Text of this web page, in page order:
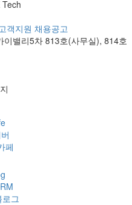
고객지원 채용공고
이밸리5차 813호(사무실), 814호
페
그